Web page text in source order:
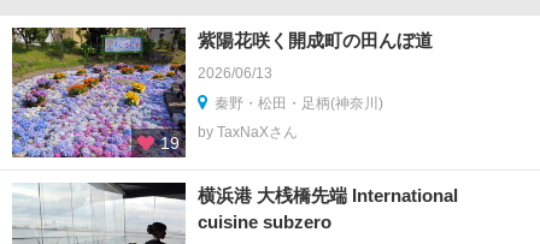
19
紫陽花咲く開成町の田んぼ道
2026/06/13
秦野・松田・足柄(神奈川)
by TaxNaXさん
横浜港 大桟橋先端 International
cuisine subzero